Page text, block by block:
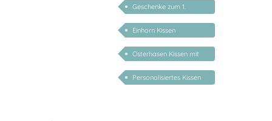
Geschenke zum 1.
Geburtstag
Einhorn Kissen
personalisiert mit
Namen
Osterhasen Kissen mit
Name
Personalisiertes Kissen